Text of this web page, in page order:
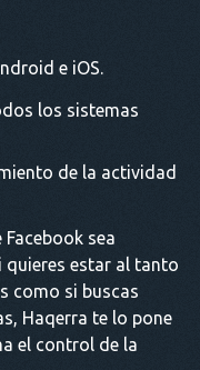
e iOS.
los sistemas
de la actividad
sea
quieres estar al tanto
como si buscas
Haqerra te lo pone
el control de la